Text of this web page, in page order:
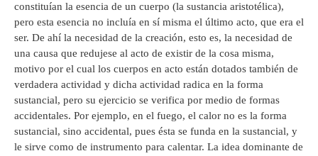
constituían la esencia de un cuerpo (la sustancia aristotélica),
pero esta esencia no incluía en sí misma el último acto, que era el
ser. De ahí la necesidad de la creación, esto es, la necesidad de
una causa que redujese al acto de existir de la cosa misma,
motivo por el cual los cuerpos en acto están dotados también de
verdadera actividad y dicha actividad radica en la forma
sustancial, pero su ejercicio se verifica por medio de formas
accidentales. Por ejemplo, en el fuego, el calor no es la forma
sustancial, sino accidental, pues ésta se funda en la sustancial, y
le sirve como de instrumento para calentar. La idea dominante de